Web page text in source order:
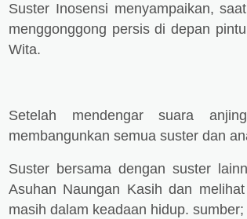
Suster Inosensi menyampaikan,
menggonggong persis di depan
Wita.
Setelah mendengar suara
membangunkan semua suster dan
Suster bersama dengan suster
Asuhan Naungan Kasih dan
masih dalam keadaan hidup. sumber;